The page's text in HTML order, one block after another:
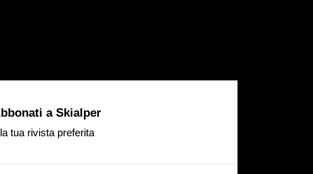
a Skialper
la tua rivista preferita